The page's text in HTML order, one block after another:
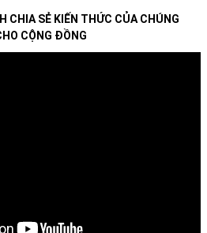
CHIA SẺ KIẾN THỨC CỦA CHÚNG
CỘNG ĐỒNG